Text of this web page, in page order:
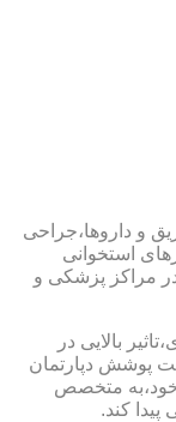
و داروها،جراحی
استخوانی
مراکز پزشکی و
بالایی در
پوشش دپارتمان
خود،به متخصص
کند.